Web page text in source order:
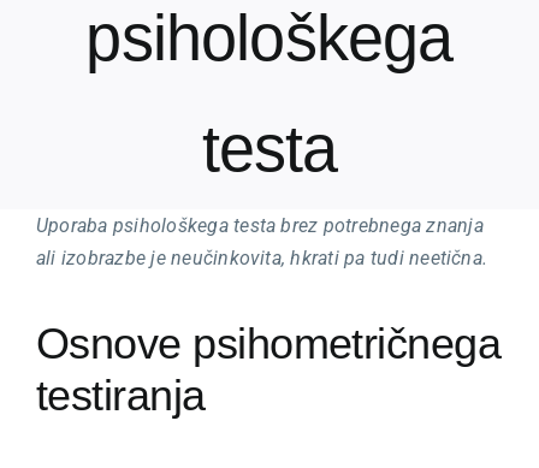
Trgovina
psihološkega
testa
Uporaba psihološkega testa brez potrebnega znanja
ali izobrazbe je neučinkovita, hkrati pa tudi neetična.
Osnove psihometričnega
testiranja